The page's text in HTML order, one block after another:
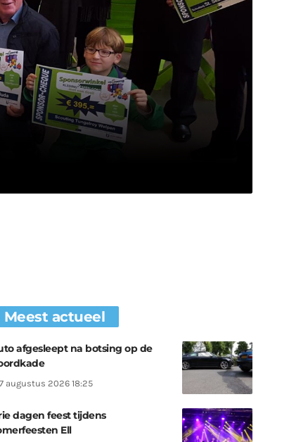
Meest actueel
afgesleept na botsing op de
augustus 2026 18:25
dagen feest tijdens
Ell